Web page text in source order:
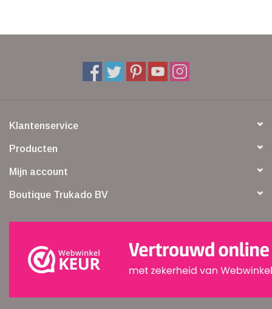
Klantenservice
Producten
Mijn account
Boutique Trukado BV